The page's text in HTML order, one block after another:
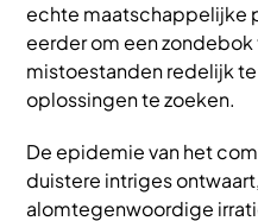
echte maatschappelijke
eerder om een zondebok
mistoestanden redelijk te
oplossingen te zoeken.
De epidemie van het
duistere intriges
alomtegenwoordige